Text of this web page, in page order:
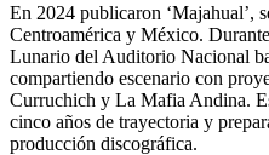
En 2024 publicaron ‘Majahual’,
Centroamérica y México.
Lunario del Auditorio Nacional
compartiendo escenario con
Curruchich y La Mafia Andina.
cinco años de trayectoria y
producción discográfica.